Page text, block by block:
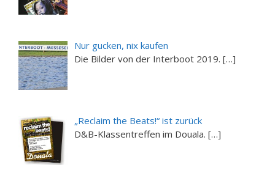
Nur gucken, nix kaufen
Die Bilder von der Interboot 2019. […]
„Reclaim the Beats!“ ist zurück
D&B-Klassentreffen im Douala. […]